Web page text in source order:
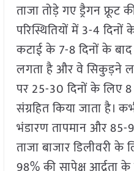
ताजा तोड़े गए ड्रैगन
परिस्थितियों में 3-4
कटाई के 7-8 दिनों के
लगता है और वे सिकुड़ने
पर 25-30 दिनों के लिए
संग्रहित किया जाता है।
भंडारण तापमान और 85-
ताजा बाजार डिलीवरी के